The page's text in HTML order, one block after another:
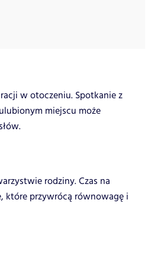
w otoczeniu. Spotkanie z
miejscu może
rodziny. Czas na
które przywrócą równowagę i